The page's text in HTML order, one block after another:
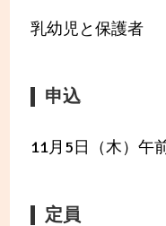
乳幼児と保護者
申込
11月5日（木）午
定員